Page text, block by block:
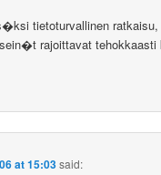
tietoturvallinen ratkaisu,
rajoittavat tehokkaasti
at 15:03said: